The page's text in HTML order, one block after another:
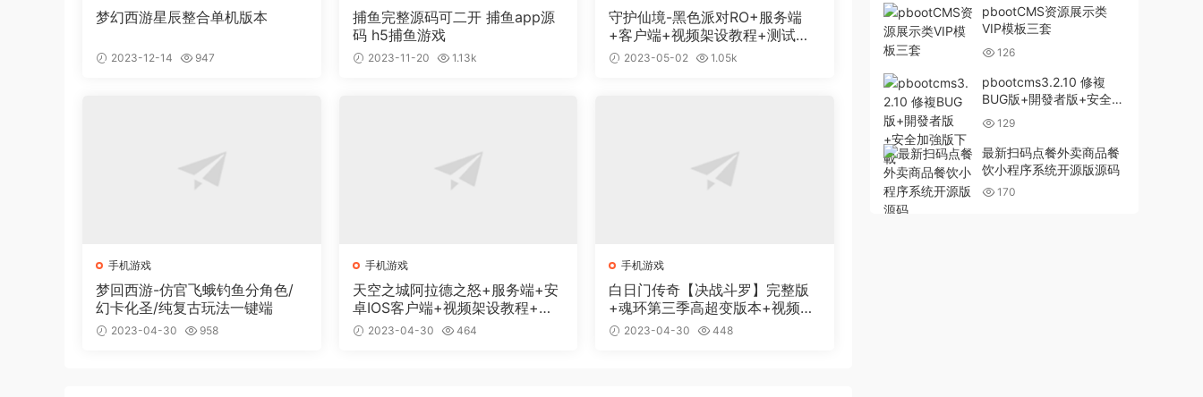
梦幻西游星辰整合单机版本
2023-12-14 947
捕鱼完整源码可二开 捕鱼app源
码 h5捕鱼游戏
2023-11-20 1.13k
守护仙境-黑色派对RO+服务端
+客户端+视频架设教程+测试充
值网页
2023-05-02 1.05k
手机游戏
梦回西游-仿官飞蛾钓鱼分角色/
幻卡化圣/纯复古玩法一键端
2023-04-30 958
手机游戏
天空之城阿拉德之怒+服务端+安
卓IOS客户端+视频架设教程+全
功能运营后台
2023-04-30 464
手机游戏
白日门传奇【决战斗罗】完整版
+魂环第三季高超变版本+视频教
程+GM物品充值后台
2023-04-30 448
pbootCMS资源展示类
VIP模板三套
126
pbootcms3.2.10 修複
BUG版+開發者版+安全加
強版下載
129
最新扫码点餐外卖商品餐
饮小程序系统开源版源码
170